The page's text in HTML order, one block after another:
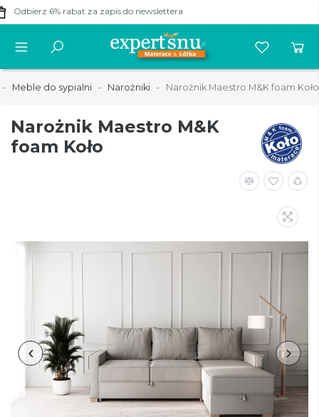
20% taniej-materace GUENO!
Meble do sypialni Narożniki Narożnik Maestro M&K foam Koło
Narożnik Maestro M&K
foam Koło